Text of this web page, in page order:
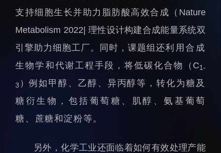
科研进展
科研诚信与伦理委员会
要闻播报
科研进展
档案频道
支持细胞生长并助力脂肪酸高效合成（Nature
Metabolism 2022| 理性设计构建合成能量系统双
引擎助力细胞工厂。同时，课题组还利用合成
生物学和代谢工程手段，将低碳化合物
（C1-
3 ）例如甲醇、乙醇、异丙醇等，转化为糖及
糖衍生物，包括葡萄糖、肌醇、氨基葡萄
糖、蔗糖和淀粉等。
另外，化学工业还面临着如何有效处理产能